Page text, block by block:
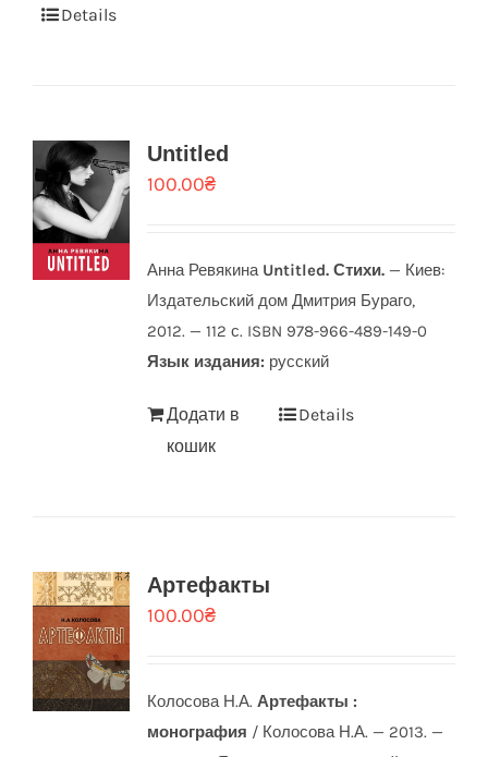
Details
Untitled
100.00₴
Анна Ревякина Untitled. Стихи.— Киев:
Издательский дом Дмитрия Бураго,
2012. — 112 с. ISBN 978-966-489-149-0
Язык издания: русский
Додати в
кошик
Details
Артефакты
100.00₴
Колосова Н.А. Артефакты :
монография / Колосова Н.А. — 2013. —